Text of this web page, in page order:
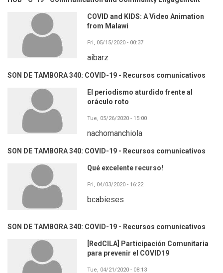
COVID and KIDS: A Video Animation
from Malawi
Fri, 05/15/2020 - 00:37
aibarz
SON DE TAMBORA 340: COVID-19 - Recursos comunicativos
El periodismo aturdido frente al
oráculo roto
Tue, 05/26/2020 - 15:00
nachomanchiola
SON DE TAMBORA 340: COVID-19 - Recursos comunicativos
Qué excelente recurso!
Fri, 04/03/2020 - 16:22
bcabieses
SON DE TAMBORA 340: COVID-19 - Recursos comunicativos
[RedCILA] Participación Comunitaria
para prevenir el COVID19
Tue, 04/21/2020 - 08:13